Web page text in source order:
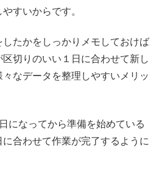
すいからです。
たかをしっかりメモしておけば
切りのいい１日に合わせて新し
なデータを整理しやすいメリッ
になってから準備を始めている
合わせて作業が完了するように